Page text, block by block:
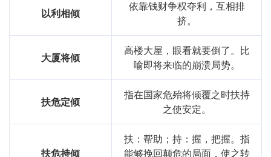
以利相倾
依靠钱财争权夺利，互相排
挤。
大厦将倾
高楼大屋，眼看就要倒了。比
喻即将来临的崩溃局势。
扶危定倾
指在国家危殆将倾覆之时扶持
之使安定。
扶危持倾
扶：帮助；持：握，把握。指
能够挽回颠危的局面，使之转